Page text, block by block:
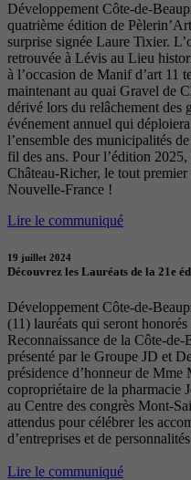
Développement Côte-de-
quatrième édition de
surprise signée Laure Tixier.
retrouvée à Lévis au Lieu
à l’occasion de Manif d’art 11
maintenant au quai Gravel de
dérivé lors du relâchement des
événement annuel qui
l’ensemble des municipalités
fil des ans. Pour l’édition
Château-Richer, le tout
Nouvelle-France !
Lire le communiqué
19 juillet 2024
Découvrez les Lauréats de la 21e
Développement Côte-de-
(11) lauréats qui seront
Reconnaissance de la Côte-
présenté par le Groupe JD et
présidence d’honneur de
copropriétaire de la pharmacie
au Centre des congrès Mont-
attendus pour célébrer les
d’entreprises et de
Lire le communiqué